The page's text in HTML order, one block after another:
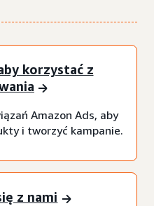
korzystać z
Amazon Ads, aby
i tworzyć kampanie.
z nami